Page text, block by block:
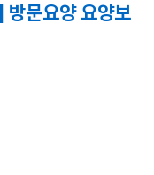
문요양 요양보